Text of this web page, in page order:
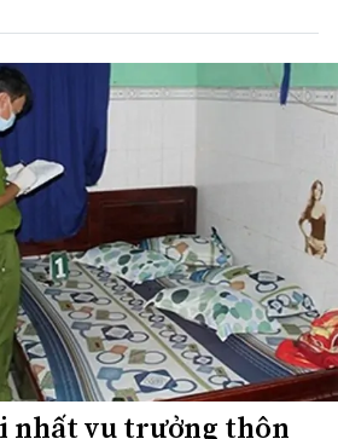
nhất vụ trưởng thôn